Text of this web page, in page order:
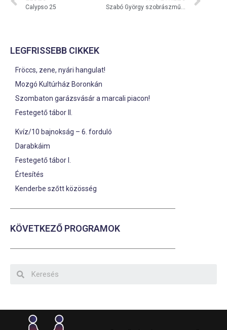
Calypso 25 Szabó György szobrászművész kiállítása
LEGFRISSEBB CIKKEK
Fröccs, zene, nyári hangulat!
Mozgó Kultúrház Boronkán
Szombaton garázsvásár a marcali piacon!
Festegető tábor II.
Kvíz/10 bajnokság – 6. forduló
Darabkáim
Festegető tábor I.
Értesítés
Kenderbe szőtt közösség
KÖVETKEZŐ PROGRAMOK